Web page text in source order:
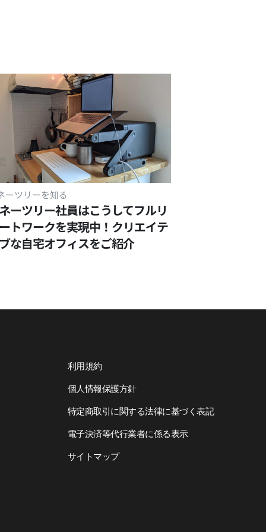
ーツリーを知る
ーツリー社員はこうしてフルリ
トワークを実現中！クリエイテ
な自宅オフィスをご紹介
利用規約
個人情報保護方針
特定商取引に関する法律に基づく表記
電子決済等代行業者に係る表示
サイトマップ